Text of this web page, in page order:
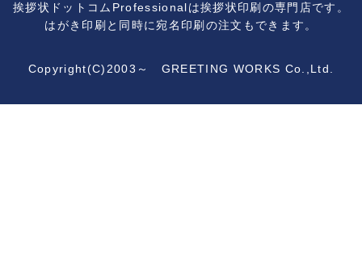
挨拶状ドットコムProfessionalは挨拶状印刷の専門店です。
はがき印刷と同時に宛名印刷の注文もできます。
Copyright(C)2003～ GREETING WORKS Co.,Ltd.